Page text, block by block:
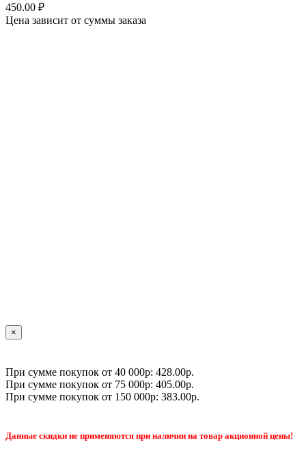
450.00 ₽
Цена зависит от суммы заказа
×
При сумме покупок от 40 000р: 428.00р.
При сумме покупок от 75 000р: 405.00р.
При сумме покупок от 150 000р: 383.00р.
Данные скидки не применяются при наличии на товар акционной цены!